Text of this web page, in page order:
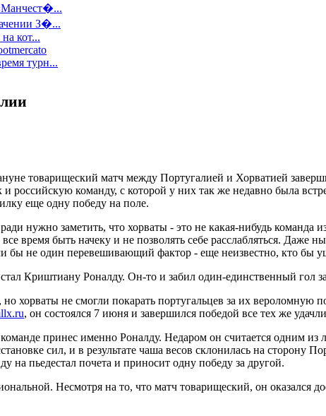
З�...
кот...
турн...
товарищеский матч между Португалией и Хорватией
и российскую команду, с которой у них так же недавно была
еще одну победу на поле.
нужно заметить, что хорваты - это не какая-нибудь
время быть начеку и не позволять себе расслабляться. Даже
бы не один перевешивающий фактор - еще неизвестно, кто бы
Криштиану Роналду. Он-то и забил один-единственный гол
хорваты не смогли покарать португальцев за их
, он состоялся 7 июня и завершился победой все тех же
принес именно Роналду. Недаром он считается одним
сил, и в результате чаша весов склонилась на сторону
пьедестал почета и приносит одну победу за другой.
Несмотря на то, что матч товарищеский, он